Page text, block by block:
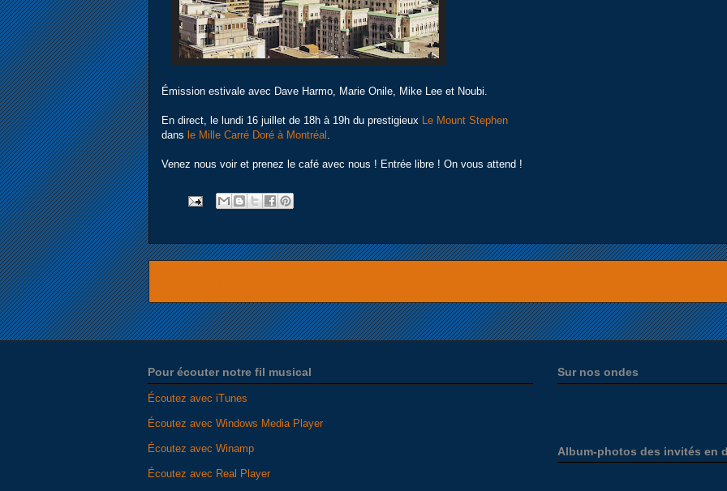
Émission estivale avec Dave Harmo, Marie Onile, Mike Lee et Noubi.
En direct, le lundi 16 juillet de 18h à 19h du prestigieux Le Mount Stephen
dans le Mille Carré Doré à Montréal .
Venez nous voir et prenez le café avec nous ! Entrée libre ! On vous attend !
Pour écouter notre fil musical
Écoutez avec iTunes
Écoutez avec Windows Media Player
Écoutez avec Winamp
Écoutez avec Real Player
Sur nos ondes
Album-photos des invités en